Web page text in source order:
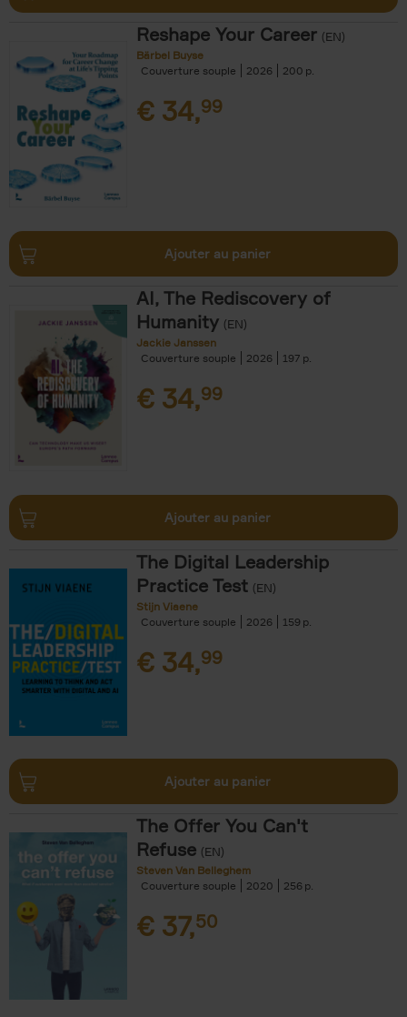
Reshape Your Career (EN)
Bärbel Buyse
Couverture souple
2026 200
€ 34,99
Ajouter au panier
AI, The Rediscovery of
Humanity (EN)
Jackie Janssen
Couverture souple
2026 197
€ 34,99
Ajouter au panier
The Digital Leadership
Practice Test (EN)
Stijn Viaene
Couverture souple
2026 159
€ 34,99
Ajouter au panier
The Offer You Can't
Refuse (EN)
Steven Van Belleghem
Couverture souple
2020 256
€ 37,50